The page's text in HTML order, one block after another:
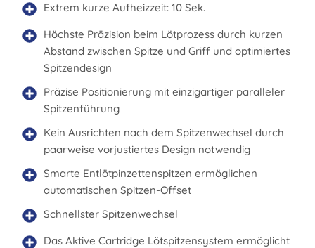
Extrem kurze Aufheizzeit: 10 Sek.
Höchste Präzision beim Lötprozess durch kurzen
Abstand zwischen Spitze und Griff und optimiertes
Spitzendesign
Präzise Positionierung mit einzigartiger paralleler
Spitzenführung
Kein Ausrichten nach dem Spitzenwechsel durch
paarweise vorjustiertes Design notwendig
Smarte Entlötpinzettenspitzen ermöglichen
automatischen Spitzen-Offset
Schnellster Spitzenwechsel
Das Aktive Cartridge Lötspitzensystem ermöglicht